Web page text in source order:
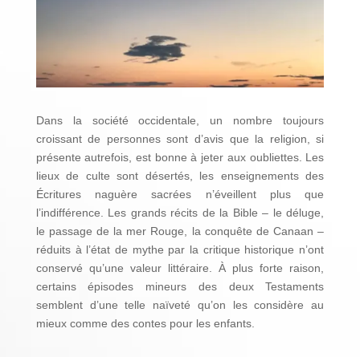
Dans la société occidentale, un nombre toujours
croissant de personnes sont d’avis que la religion, si
présente autrefois, est bonne à jeter aux oubliettes. Les
lieux de culte sont désertés, les enseignements des
Écritures naguère sacrées n’éveillent plus que
l’indifférence. Les grands récits de la Bible – le déluge,
le passage de la mer Rouge, la conquête de Canaan –
réduits à l’état de mythe par la critique historique n’ont
conservé qu’une valeur littéraire. À plus forte raison,
certains épisodes mineurs des deux Testaments
semblent d’une telle naïveté qu’on les considère au
mieux comme des contes pour les enfants.